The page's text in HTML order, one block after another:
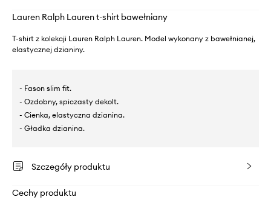
Lauren Ralph Lauren t-shirt bawełniany
T-shirt z kolekcji Lauren Ralph Lauren. Model wykonany z bawełnianej,
elastycznej dzianiny.
- Fason slim fit.
- Ozdobny, spiczasty dekolt.
- Cienka, elastyczna dzianina.
- Gładka dzianina.
Szczegóły produktu
Cechy produktu